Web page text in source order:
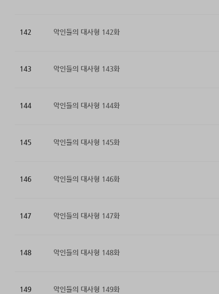
142 악인들의 대사형 142화
143 악인들의 대사형 143화
144 악인들의 대사형 144화
145 악인들의 대사형 145화
146 악인들의 대사형 146화
147 악인들의 대사형 147화
148 악인들의 대사형 148화
149 악인들의 대사형 149화